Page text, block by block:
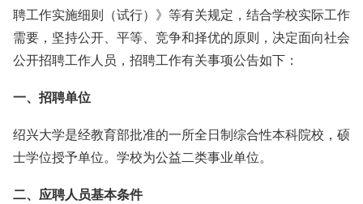
聘工作实施细则（试行）》等有关规定，结合学校实际工作
需要，坚持公开、平等、竞争和择优的原则，决定面向社会
公开招聘工作人员，招聘工作有关事项公告如下：
一、招聘单位
绍兴大学是经教育部批准的一所全日制综合性本科院校，硕
士学位授予单位。学校为公益二类事业单位。
二、应聘人员基本条件